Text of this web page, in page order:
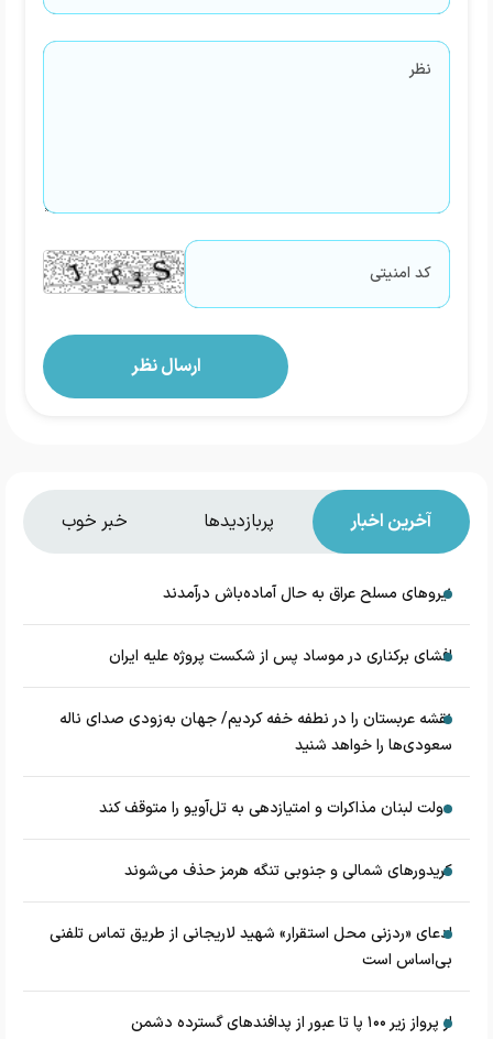
آخرین اخبار پربازدیدها خبر خوب
نیروهای مسلح عراق به حال آماده‌باش درآمدند
افشای برکناری در موساد پس از شکست پروژه علیه ایران
نقشه عربستان را در نطفه خفه کردیم/ جهان به‌زودی صدای ناله
سعودی‌ها را خواهد شنید
دولت لبنان مذاکرات و امتیازدهی به تل‌آویو را متوقف کند
کریدورهای شمالی و جنوبی تنگه هرمز حذف می‌شوند
ادعای «ردزنی محل استقرار» شهید لاریجانی از طریق تماس تلفنی
بی‌اساس است
از پرواز زیر ۱۰۰ پا تا عبور از پدافند‌های گسترده دشمن